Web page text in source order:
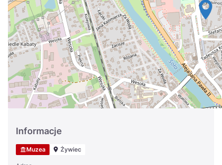
Informacje
Muzea Żywiec